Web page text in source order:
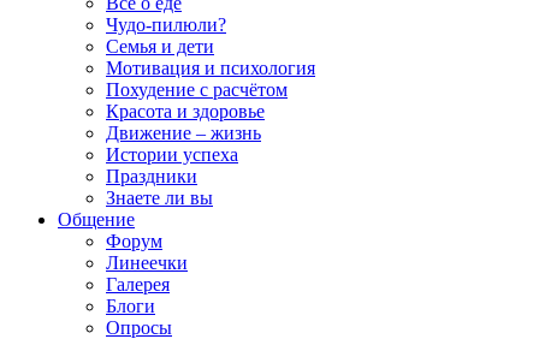
Чудо-пилюли?
Семья и дети
Мотивация и психология
Похудение с расчётом
Красота и здоровье
Движение – жизнь
Истории успеха
Праздники
Знаете ли вы
Общение
Форум
Линеечки
Галерея
Блоги
Опросы